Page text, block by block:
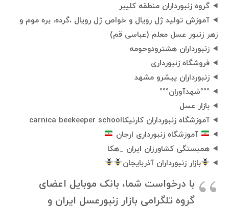
گروه زنبورداران منطقه کلیبر
آموزش تولید ژل رویال و خواص ژل رویال ،گرده، بره موم و
زهر زنبور عسل معلم (عباسی قم)
زنبورداران هشترودوحومه
فروشگاه زنبورداری
زنبورداران پیشرو مشهد
°°°شهدآوران°°°
بازار عسل
آموزشگاه زنبورداران کارنیکاcarnica beekeeper ‌school️
آموزشگاه زنبورداری ارجان
همبستگی کشاورزان ایران _هکا
بازار زنبورداران آذربایجان
با درخواست شما، بانک موبایل اعضای
گروه تلگرامی بازار زنبورعسل ایران و